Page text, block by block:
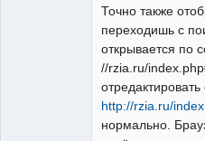
Точно также
переходишь с
открывается по
//rzia.ru/
http://rzia.ru/
нормально.